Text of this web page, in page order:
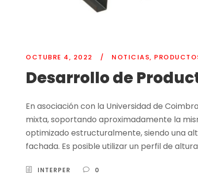
OCTUBRE 4, 2022 / NOTICIAS,
Desarrollo de
En asociación con la Universidad de
mixta, soportando aproximadamente la
optimizado estructuralmente, siendo una
fachada. Es posible utilizar un perfil de
INTERPER 0